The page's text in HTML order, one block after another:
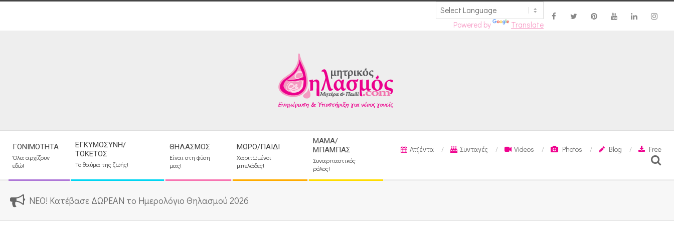
Powered by Translate
Navigation
Menu
ΓΟΝΙΜΌΤΗΤΑ
Όλα αρχίζουν
εδώ!
ΕΓΚΥΜΟΣΎΝΗ/
ΤΟΚΕΤΌΣ
Το θαύμα της ζωής!
ΘΗΛΑΣΜΌΣ
Είναι στη φύση
μας!
ΜΩΡΌ/ΠΑΙΔΊ
Χαριτωμένοι
μπελάδες!
ΜΑΜΆ/
ΜΠΑΜΠΆΣ
Συναρπαστικός
ρόλος!
Ατζέντα Συνταγές Videos Photos Blog
Free
Search
ΝΕΟ! Κατέβασε ΔΩΡΕΑΝ το Ημερολόγιο Θηλασμού 2026